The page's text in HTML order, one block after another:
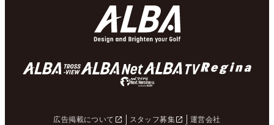
広告掲載について スタッフ募集 運営会社